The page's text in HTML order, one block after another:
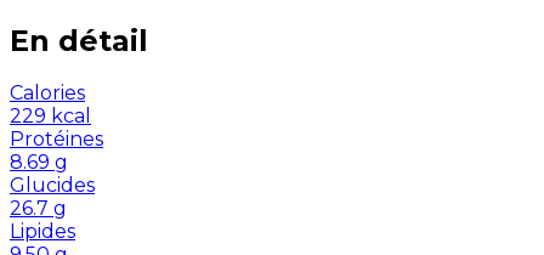
En détail
Calories
229 kcal
Protéines
8.69 g
Glucides
26.7 g
Lipides